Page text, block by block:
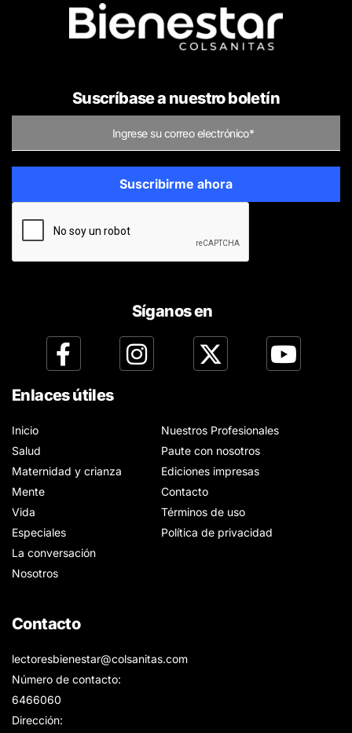
Suscríbase a nuestro boletín
Síganos en
Enlaces útiles
Inicio
Salud
Maternidad y crianza
Mente
Vida
Especiales
La conversación
Nosotros
Nuestros Profesionales
Paute con nosotros
Ediciones impresas
Contacto
Términos de uso
Política de privacidad
Contacto
lectoresbienestar@colsanitas.com
Número de contacto:
6466060
Dirección: